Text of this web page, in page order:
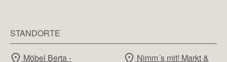
STANDORTE
Möbel Berta -
Nimm´s mit! Markt &